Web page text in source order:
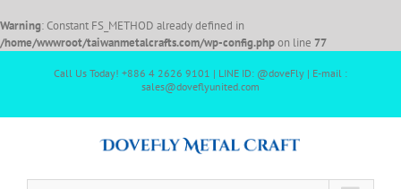
Warning: Constant FS_METHOD already defined in
/home/wwwroot/taiwanmetalcrafts.com/wp-config.phpon line 77
Call Us Today! +886 4 2626 9101 | LINE ID: @doveFly | E-mail :
sales@doveflyunited.com